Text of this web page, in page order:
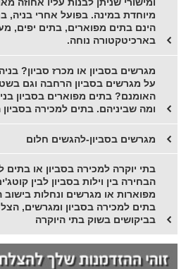
מיוחדת במינה. בפועל אחרי בניה,
הינם בתים מפוארים, בתים יפים,
בארכיטקטורה נוחה.
מגרשים בסביון או מכרז סביון?
על מגרשים בסביון הרחבה וגם
האומנם? בתים מפוארים בסביון
ומה שביניהם. בתים למכירה
מגרשים בסביון-להגשים חלום
בתי יוקרה למכירה בסביון או בתים
הבחירה בין וילות בסביון לבין
מפוארות או מגרשים ונחלות בישוב
בתים למכירה בסביון ומגרשים,
בביקושים בשוק בתי היוקרה